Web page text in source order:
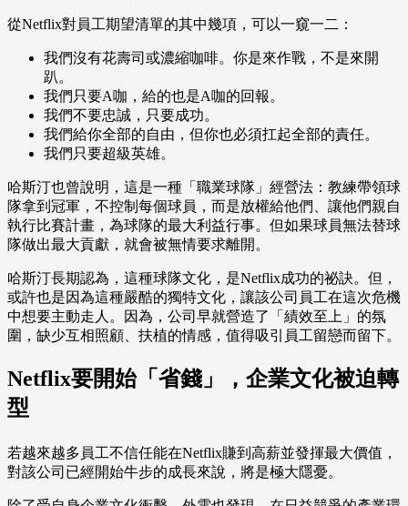
從Netflix對員工期望清單的其中幾項，可以一窺一二：
我們沒有花壽司或濃縮咖啡。你是來作戰，不是來開
趴。
我們只要A咖，給的也是A咖的回報。
我們不要忠誠，只要成功。
我們給你全部的自由，但你也必須扛起全部的責任。
我們只要超級英雄。
哈斯汀也曾說明，這是一種「職業球隊」經營法：教練帶領球
隊拿到冠軍，不控制每個球員，而是放權給他們、讓他們親自
執行比賽計畫，為球隊的最大利益行事。但如果球員無法替球
隊做出最大貢獻，就會被無情要求離開。
哈斯汀長期認為，這種球隊文化，是Netflix成功的祕訣。但，
或許也是因為這種嚴酷的獨特文化，讓該公司員工在這次危機
中想要主動走人。因為，公司早就營造了「績效至上」的氛
圍，缺少互相照顧、扶植的情感，值得吸引員工留戀而留下。
Netflix要開始「省錢」，企業文化被迫轉
型
若越來越多員工不信任能在Netflix賺到高薪並發揮最大價值，
對該公司已經開始牛步的成長來說，將是極大隱憂。